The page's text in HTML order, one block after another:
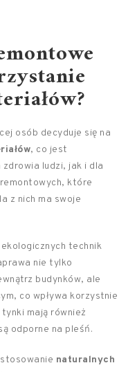
osób decyduje się na
, co jest
ludzi, jak i dla
które
z nich ma swoje
technik
nie tylko
budynków, ale
co wpływa korzystnie
mają również
odporne na pleśń.
naturalnych